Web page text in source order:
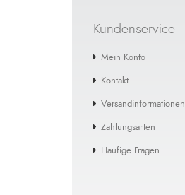
Kundenservice
Mein Konto
Kontakt
Versandinformationen
Zahlungsarten
Häufige Fragen